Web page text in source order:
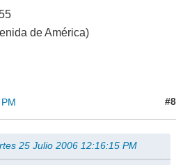
de América)
#8
25 Julio 2006 12:16:15 PM